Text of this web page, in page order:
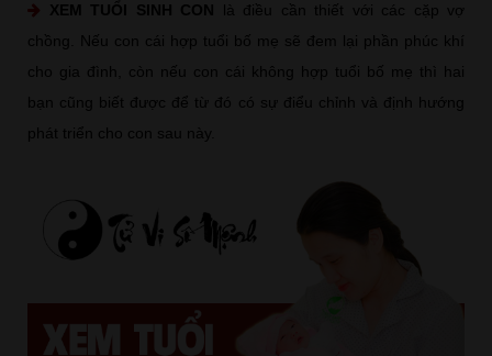
XEM TUỔI SINH CON là điều cần thiết với các cặp vợ
chồng. Nếu con cái hợp tuổi bố mẹ sẽ đem lại phần phúc khí
cho gia đình, còn nếu con cái không hợp tuổi bố mẹ thì hai
bạn cũng biết được để từ đó có sự điểu chỉnh và định hướng
phát triển cho con sau này.